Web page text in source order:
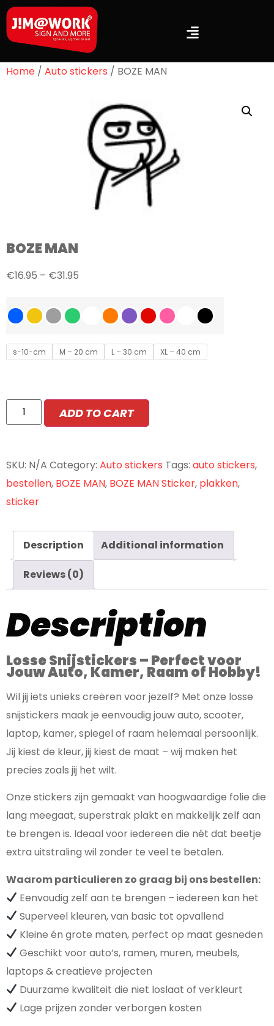
Home / Auto stickers / BOZE MAN
BOZE MAN
€16.95 – €31.95
s-10-cm M – 20 cm L – 30 cm XL – 40 cm
ADD TO CART
SKU: N/A Category: Auto stickers Tags: auto stickers,
bestellen, BOZE MAN, BOZE MAN Sticker, plakken,
sticker
Description Additional information
Reviews (0)
Description
Losse Snijstickers – Perfect voor
Jouw Auto, Kamer, Raam of Hobby!
Wil jij iets unieks creëren voor jezelf? Met onze losse
snijstickers maak je eenvoudig jouw auto, scooter,
laptop, kamer, spiegel of raam helemaal persoonlijk.
Jij kiest de kleur, jij kiest de maat – wij maken het
precies zoals jij het wilt.
Onze stickers zijn gemaakt van hoogwaardige folie die
lang meegaat, superstrak plakt en makkelijk zelf aan
te brengen is. Ideaal voor iedereen die nét dat beetje
extra uitstraling wil zonder te veel te betalen.
Waarom particulieren zo graag bij ons bestellen:
Eenvoudig zelf aan te brengen – iedereen kan het
Superveel kleuren, van basic tot opvallend
Kleine én grote maten, perfect op maat gesneden
Geschikt voor auto’s, ramen, muren, meubels,
laptops & creatieve projecten
Duurzame kwaliteit die niet loslaat of verkleurt
Lage prijzen zonder verborgen kosten